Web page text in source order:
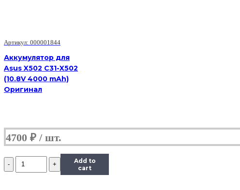
Артикул: 000001844
Аккумулятор для
Asus X502 C31-X502
(10.8V 4000 mAh)
Оригинал
4700 ₽
Количество
Аккумулятор
Add to
cart